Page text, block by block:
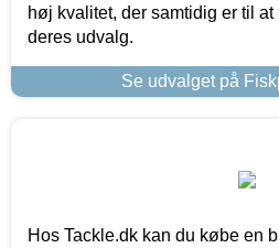
høj kvalitet, der samtidig er til
deres udvalg.
Se udvalget på
Hos Tackle.dk kan du købe en